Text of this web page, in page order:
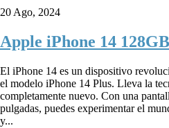
20 Ago, 2024
Apple iPhone 14
El iPhone 14 es un dispositivo
el modelo iPhone 14 Plus. Lleva la
completamente nuevo. Con una
pulgadas, puedes experimentar el
y...